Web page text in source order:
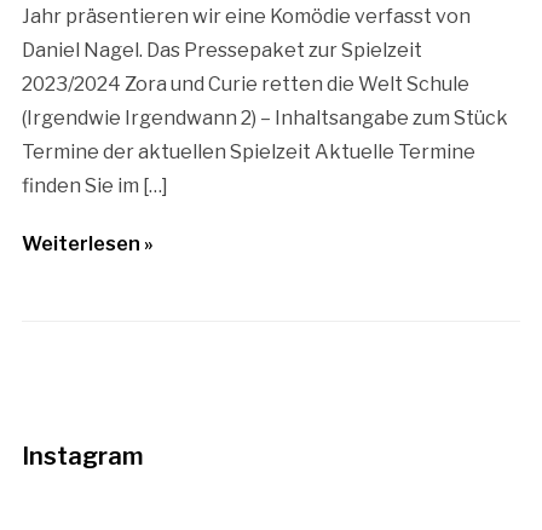
Jahr präsentieren wir eine Komödie verfasst von
Daniel Nagel. Das Pressepaket zur Spielzeit
2023/2024 Zora und Curie retten die Welt Schule
(Irgendwie Irgendwann 2) – Inhaltsangabe zum Stück
Termine der aktuellen Spielzeit Aktuelle Termine
finden Sie im […]
Weiterlesen »
Instagram